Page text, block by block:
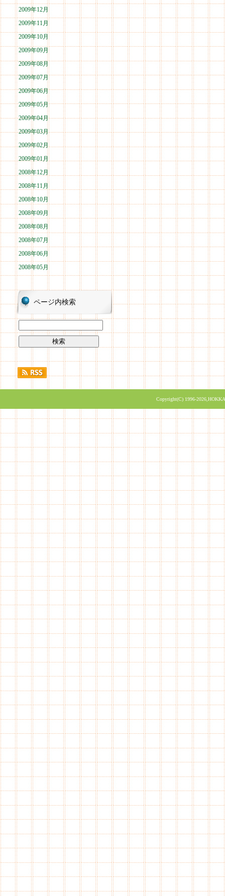
2009年12月
2009年11月
2009年10月
2009年09月
2009年08月
2009年07月
2009年06月
2009年05月
2009年04月
2009年03月
2009年02月
2009年01月
2008年12月
2008年11月
2008年10月
2008年09月
2008年08月
2008年07月
2008年06月
2008年05月
ページ内検索
Copyright(C) 1996-